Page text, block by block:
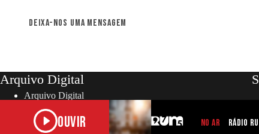
Deixa-nos uma mensagem
Arquivo Digital
Arquivo Digital
Copyright © 2026 – RUM | Todos os direitos
Ouvir NO AR Rádio